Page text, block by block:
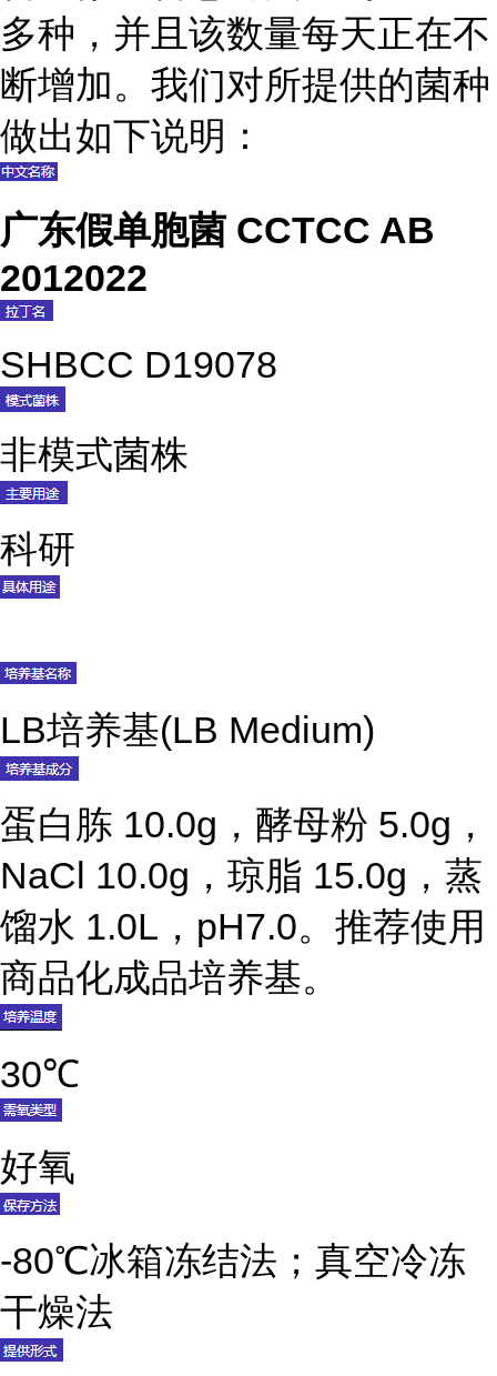
多种，并且该数量每天正在不
断增加。我们对所提供的菌种
做出如下说明：
广东假单胞菌 CCTCC AB
2012022
SHBCC D19078
非模式菌株
科研
LB培养基(LB Medium)
蛋白胨 10.0g，酵母粉 5.0g，
NaCl 10.0g，琼脂 15.0g，蒸
馏水 1.0L，pH7.0。推荐使用
商品化成品培养基。
30℃
好氧
-80℃冰箱冻结法；真空冷冻
干燥法